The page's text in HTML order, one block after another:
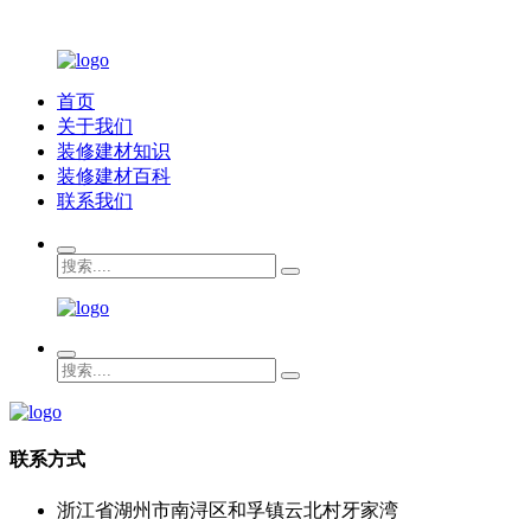
首页
关于我们
装修建材知识
装修建材百科
联系我们
联系方式
浙江省湖州市南浔区和孚镇云北村牙家湾